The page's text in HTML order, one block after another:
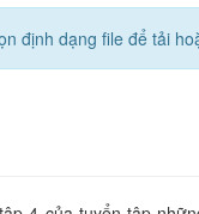
định dạng file để tải